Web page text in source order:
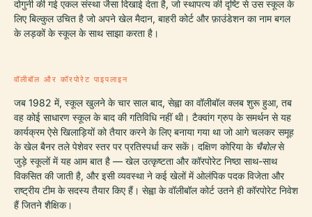
दोगुनी की गई एकल संस्था जैसा दिखाई देता है, जो स्थापत्य की दृष्टि से उस स्कूल के
लिए बिल्कुल उचित है जो अपने खेल मैदान, बाहरी कोर्ट और फ़ाउंडेशन का नाम बगल
के लड़कों के स्कूल के साथ साझा करता है।
वॉलीबॉल और कॉरपोरेट पाइपलाइन
जब 1982 में, स्कूल खुलने के चार साल बाद, सेह्वा का वॉलीबॉल क्लब शुरू हुआ, तब
वह कोई साधारण स्कूल के बाद की गतिविधि नहीं थी। टैक्वांग ग्रुप के समर्थन से यह
कार्यक्रम ऐसे खिलाड़ियों को तैयार करने के लिए बनाया गया था जो आगे चलकर समूह
के खेल बैनर तले पेशेवर स्तर पर प्रतिस्पर्धा कर सकें। दक्षिण कोरिया के चैबोलसे
जुड़े स्कूलों में यह आम बात है — खेल उत्कृष्टता और कॉरपोरेट निष्ठा साथ-साथ
विकसित की जाती है, और इसी व्यवस्था ने कई खेलों में ओलंपिक पदक विजेता और
राष्ट्रीय टीम के सदस्य तैयार किए हैं। सेह्वा के वॉलीबॉल कोर्ट उतने ही कॉरपोरेट निवेश
हैं जितने शैक्षिक।